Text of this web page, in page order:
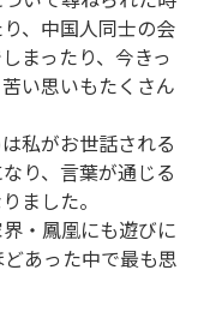
、中国人同士の会
まったり、今きっ
い思いもたくさん
私がお世話される
り、言葉が通じる
ました。
・鳳凰にも遊びに
あった中で最も思